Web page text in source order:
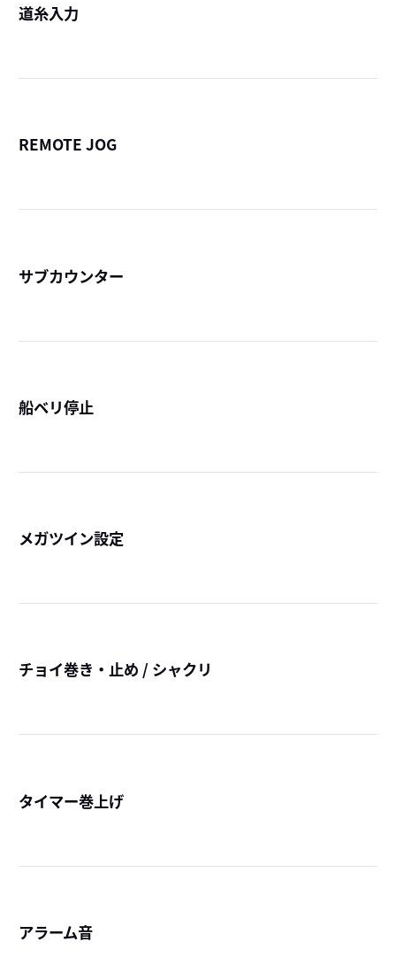
道糸入力
REMOTE JOG
サブカウンター
船ベリ停止
メガツイン設定
チョイ巻き・止め / シャクリ
タイマー巻上げ
アラーム音